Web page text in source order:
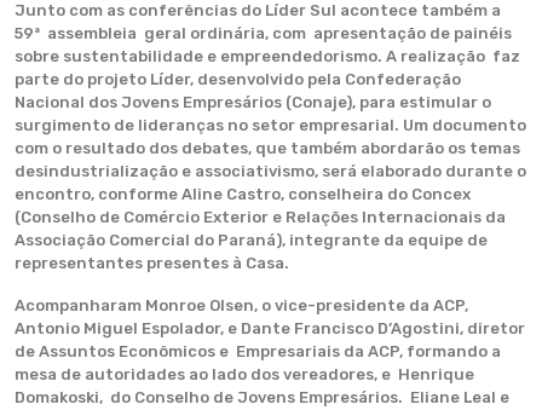
Junto com as conferências do Líder Sul acontece também a
59ª assembleia geral ordinária, com apresentação de painéis
sobre sustentabilidade e empreendedorismo. A realização faz
parte do projeto Líder, desenvolvido pela Confederação
Nacional dos Jovens Empresários (Conaje), para estimular o
surgimento de lideranças no setor empresarial. Um documento
com o resultado dos debates, que também abordarão os temas
desindustrialização e associativismo, será elaborado durante o
encontro, conforme Aline Castro, conselheira do Concex
(Conselho de Comércio Exterior e Relações Internacionais da
Associação Comercial do Paraná), integrante da equipe de
representantes presentes à Casa.
Acompanharam Monroe Olsen, o vice-presidente da ACP,
Antonio Miguel Espolador, e Dante Francisco D’Agostini, diretor
de Assuntos Econômicos e Empresariais da ACP, formando a
mesa de autoridades ao lado dos vereadores, e Henrique
Domakoski, do Conselho de Jovens Empresários. Eliane Leal e